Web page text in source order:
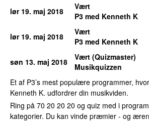
lør 19. maj 2018
Vært
P3 med Kenneth K
lør 19. maj 2018
Vært
P3 med Kenneth K
søn 13. maj 2018
Vært (Quizmaster)
Musikquizzen
Et af P3’s mest populære programmer,
Kenneth K. udfordrer din musikviden.
Ring på 70 20 20 20 og quiz med i
kategorier. Du kan vinde præmier - og